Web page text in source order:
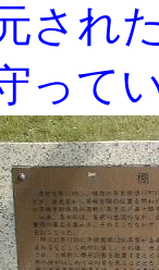
され
って